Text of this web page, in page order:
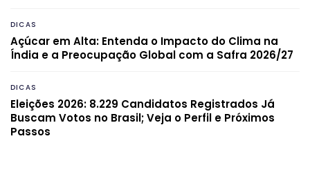
DICAS
Açúcar em Alta: Entenda o Impacto do Clima na
Índia e a Preocupação Global com a Safra 2026/27
DICAS
Eleições 2026: 8.229 Candidatos Registrados Já
Buscam Votos no Brasil; Veja o Perfil e Próximos
Passos